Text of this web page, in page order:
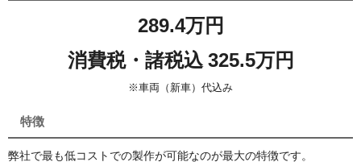
289.4万円
消費税・諸税込 325.5万円
※車両（新車）代込み
特徴
弊社で最も低コストでの製作が可能なのが最大の特徴です。